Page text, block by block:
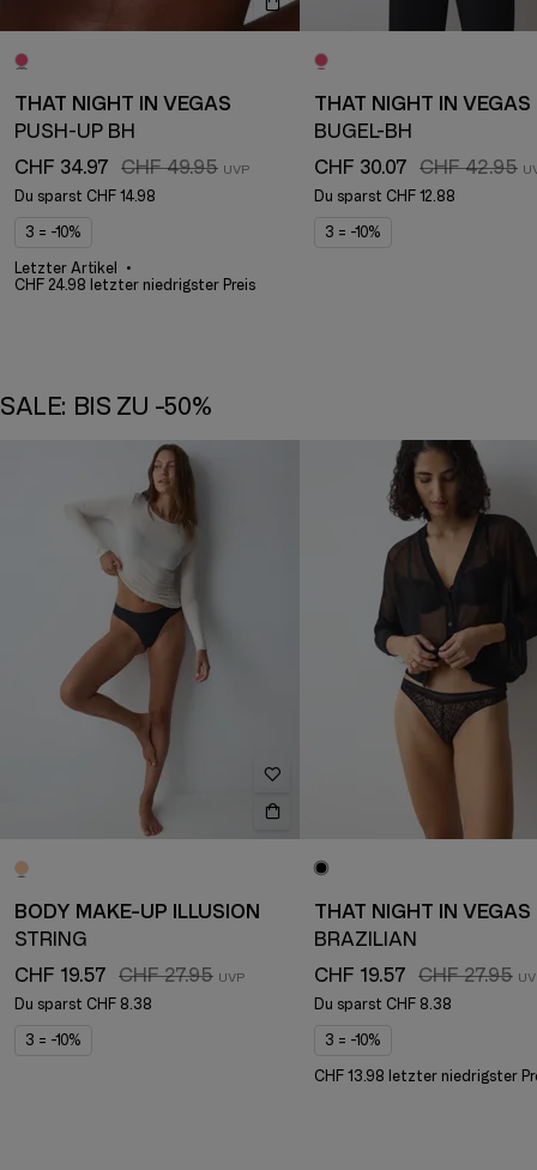
THAT NIGHT IN VEGAS
PUSH-UP BH
CHF 34.97
CHF 49.95
Du sparst CHF 14.98
3 = -10%
Letzter Artikel
CHF 24.98 letzter niedrigster Preis
THAT NIGHT IN VEGAS
BÜGEL-BH
CHF 30.07
CHF 42.95
Du sparst CHF 12.88
3 = -10%
SALE: BIS ZU -50%
BODY MAKE-UP ILLUSION
STRING
CHF 19.57
CHF 27.95
Du sparst CHF 8.38
3 = -10%
THAT NIGHT IN VEGAS
BRAZILIAN
CHF 19.57
CHF 27.95
Du sparst CHF 8.38
3 = -10%
CHF 13.98 letzter niedrigster